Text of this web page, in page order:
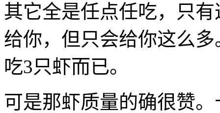
其它全是任点任吃，只
给你，但只会给你这么
吃3只虾而已。
可是那虾质量的确很赞